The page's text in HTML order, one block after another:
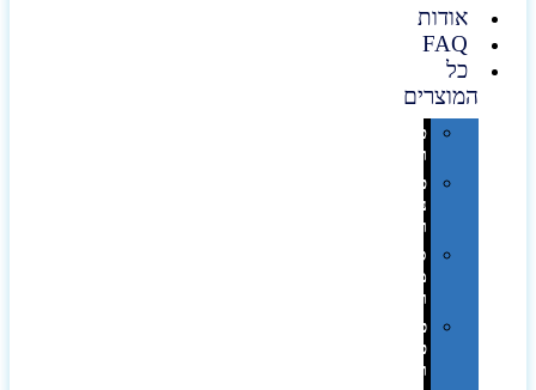
אודות
FAQ
כל
המוצרים
טכנולוגיה
וגאדג'טים
פנאי,
נופש
ונסיעות
סביבת
משרד
ופרימיום
כלים,
פנסים
ורכב